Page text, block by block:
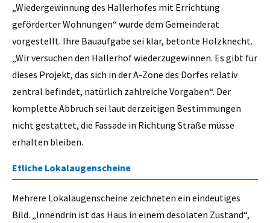
„Wiedergewinnung des Hallerhofes mit Errichtung
geförderter Wohnungen“ wurde dem Gemeinderat
vorgestellt. Ihre Bauaufgabe sei klar, betonte Holzknecht.
„Wir versuchen den Hallerhof wiederzugewinnen. Es gibt für
dieses Projekt, das sich in der A-Zone des Dorfes relativ
zentral befindet, natürlich zahlreiche Vorgaben“. Der
komplette Abbruch sei laut derzeitigen Bestimmungen
nicht gestattet, die Fassade in Richtung Straße müsse
erhalten bleiben.
Etliche Lokalaugenscheine
Mehrere Lokalaugenscheine zeichneten ein eindeutiges
Bild. „Innendrin ist das Haus in einem desolaten Zustand“,